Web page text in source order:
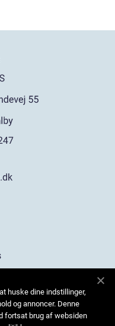
huske dine indstillinger,
og annoncer. Denne
fortsat brug af websiden